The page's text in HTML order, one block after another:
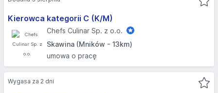
Kierowca kategorii C (K/M)
Chefs Culinar Sp. z o.o.
Skawina (Mników - 13km)
umowa o pracę
Wygasa za 2 dni